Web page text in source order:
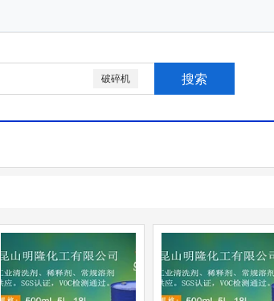
破碎机